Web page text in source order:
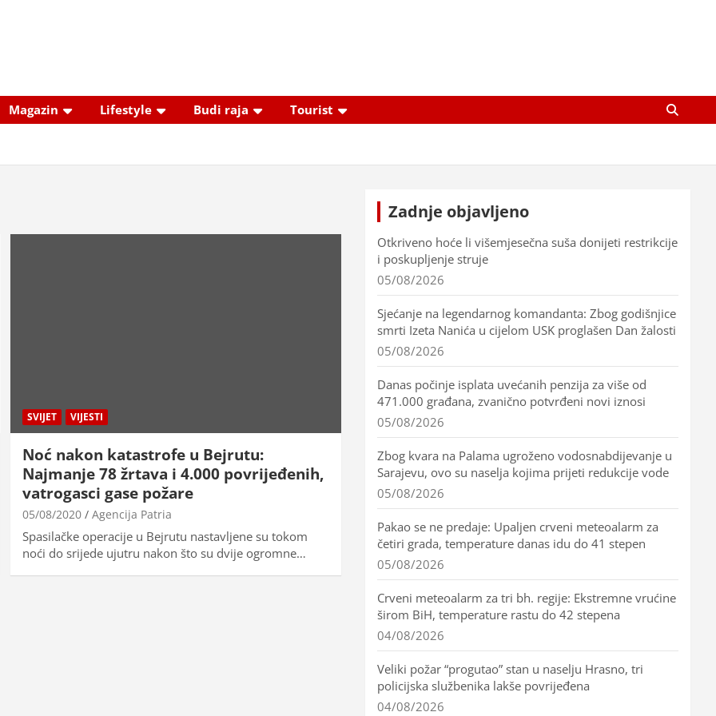
Magazin Lifestyle Budi raja Tourist
SVIJET VIJESTI
Noć nakon katastrofe u Bejrutu:
Najmanje 78 žrtava i 4.000 povrijeđenih,
vatrogasci gase požare
05/08/2020 Agencija Patria
Spasilačke operacije u Bejrutu nastavljene su tokom
noći do srijede ujutru nakon što su dvije ogromne…
Zadnje objavljeno
Otkriveno hoće li višemjesečna suša donijeti restrikcije
i poskupljenje struje
05/08/2026
Sjećanje na legendarnog komandanta: Zbog godišnjice
smrti Izeta Nanića u cijelom USK proglašen Dan žalosti
05/08/2026
Danas počinje isplata uvećanih penzija za više od
471.000 građana, zvanično potvrđeni novi iznosi
05/08/2026
Zbog kvara na Palama ugroženo vodosnabdijevanje u
Sarajevu, ovo su naselja kojima prijeti redukcije vode
05/08/2026
Pakao se ne predaje: Upaljen crveni meteoalarm za
četiri grada, temperature danas idu do 41 stepen
05/08/2026
Crveni meteoalarm za tri bh. regije: Ekstremne vrućine
širom BiH, temperature rastu do 42 stepena
04/08/2026
Veliki požar “progutao” stan u naselju Hrasno, tri
policijska službenika lakše povrijeđena
04/08/2026